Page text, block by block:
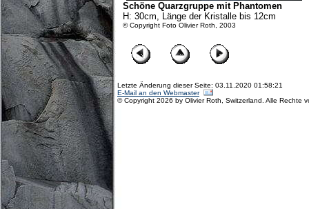
Schöne Quarzgruppe mit Phantomen
H: 30cm, Länge der Kristalle bis 12cm
© Copyright Foto Olivier Roth, 2003
Letzte Änderung dieser Seite: 03.11.2020 01:58:21
E-Mail an den Webmaster
© Copyright 2026 by Olivier Roth, Switzerland. Alle Rechte